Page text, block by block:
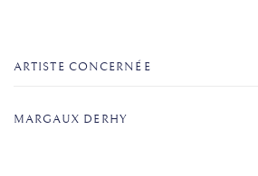
ARTISTE CONCERNÉE
MARGAUX DERHY